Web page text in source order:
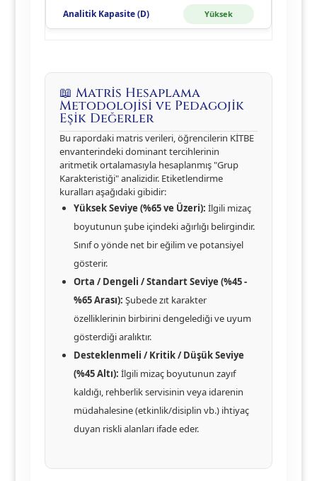
Yüksek
📖 Matris Hesaplama
Metodolojisi ve Pedagojik
Eşik Değerler
Bu rapordaki matris verileri, öğrencilerin KİTBE
envanterindeki dominant tercihlerinin
aritmetik ortalamasıyla hesaplanmış "Grup
Karakteristiği" analizidir. Etiketlendirme
kuralları aşağıdaki gibidir:
Yüksek Seviye (%65 ve Üzeri): İlgili mizaç
boyutunun şube içindeki ağırlığı belirgindir.
Sınıf o yönde net bir eğilim ve potansiyel
gösterir.
Orta / Dengeli / Standart Seviye (%45 -
%65 Arası): Şubede zıt karakter
özelliklerinin birbirini dengelediği ve uyum
gösterdiği aralıktır.
Desteklenmeli / Kritik / Düşük Seviye
(%45 Altı): İlgili mizaç boyutunun zayıf
kaldığı, rehberlik servisinin veya idarenin
müdahalesine (etkinlik/disiplin vb.) ihtiyaç
duyan riskli alanları ifade eder.